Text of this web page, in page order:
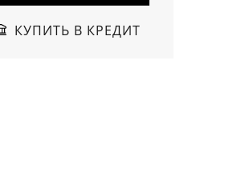
КУПИТЬ В КРЕДИТ